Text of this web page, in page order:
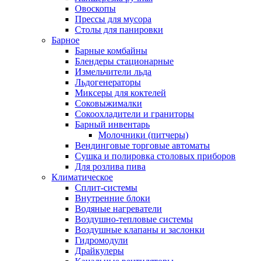
Овоскопы
Прессы для мусора
Столы для панировки
Барное
Барные комбайны
Блендеры стационарные
Измельчители льда
Льдогенераторы
Миксеры для коктелей
Соковыжималки
Сокоохладители и граниторы
Барный инвентарь
Молочники (питчеры)
Вендинговые торговые автоматы
Сушка и полировка столовых приборов
Для розлива пива
Климатическое
Сплит-системы
Внутренние блоки
Водяные нагреватели
Воздушно-тепловые системы
Воздушные клапаны и заслонки
Гидромодули
Драйкулеры